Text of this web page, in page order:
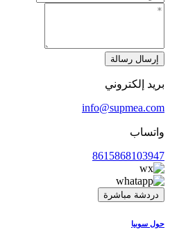
إرسال رسالة
بريد إلكتروني
info@supmea.com
واتساب
8615868103947
دردشة مباشرة
حول سوبيا